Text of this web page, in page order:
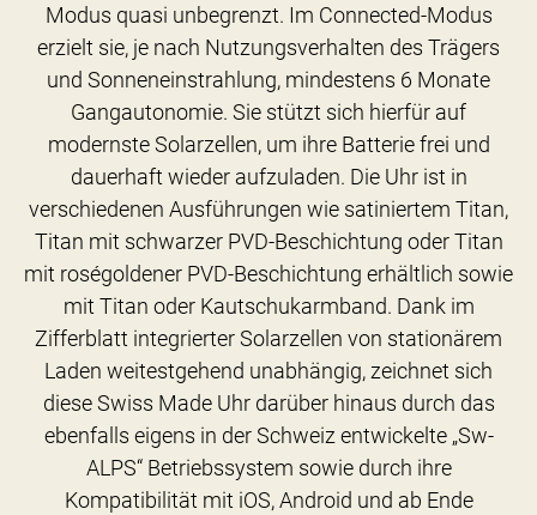
Modus quasi unbegrenzt. Im Connected-Modus
erzielt sie, je nach Nutzungsverhalten des Trägers
und Sonneneinstrahlung, mindestens 6 Monate
Gangautonomie. Sie stützt sich hierfür auf
modernste Solarzellen, um ihre Batterie frei und
dauerhaft wieder aufzuladen. Die Uhr ist in
verschiedenen Ausführungen wie satiniertem Titan,
Titan mit schwarzer PVD-Beschichtung oder Titan
mit roségoldener PVD-Beschichtung erhältlich sowie
mit Titan oder Kautschukarmband. Dank im
Zifferblatt integrierter Solarzellen von stationärem
Laden weitestgehend unabhängig, zeichnet sich
diese Swiss Made Uhr darüber hinaus durch das
ebenfalls eigens in der Schweiz entwickelte „Sw-
ALPS“ Betriebssystem sowie durch ihre
Kompatibilität mit iOS, Android und ab Ende